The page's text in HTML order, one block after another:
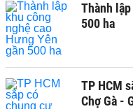
Thành
500 ha
TP HCM
Chợ Gà -